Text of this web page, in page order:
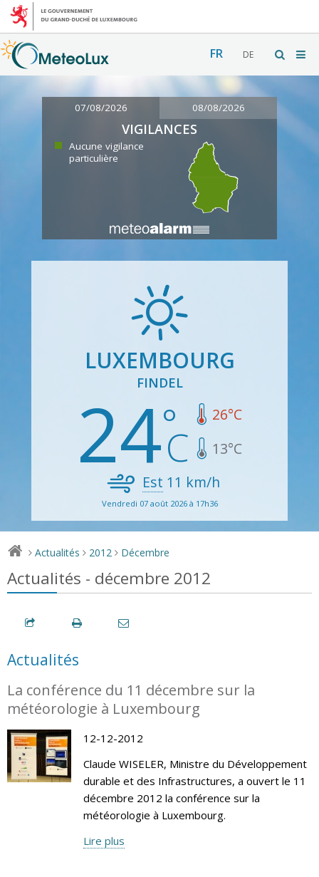
FR DE
07/08/2026 08/08/2026
VIGILANCES
Aucune vigilance
particulière
LUXEMBOURG
FINDEL
24 26°C
13°C
Est 11 km/h
Vendredi 07 août 2026 à 17h36
> Actualités > 2012 > Décembre
Actualités - décembre 2012
Actualités
La conférence du 11 décembre sur la
météorologie à Luxembourg
12-12-2012
Claude WISELER, Ministre du Développement
durable et des Infrastructures, a ouvert le 11
décembre 2012 la conférence sur la
météorologie à Luxembourg.
Lire plus